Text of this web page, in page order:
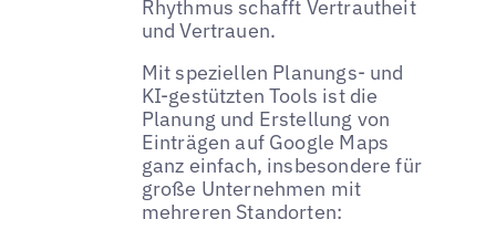
Rhythmus schafft Vertrautheit
und Vertrauen.
Mit speziellen Planungs- und
KI-gestützten Tools ist die
Planung und Erstellung von
Einträgen auf Google Maps
ganz einfach, insbesondere für
große Unternehmen mit
mehreren Standorten: